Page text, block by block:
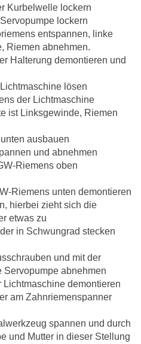
Kurbelwelle lockern
lockern
entspannen, linke
Riemen abnehmen.
Halterung demontieren und
lösen
der Lichtmaschine
ist Linksgewinde, Riemen
ausbauen
und abnehmen
Riemens oben
Riemens unten demontieren
hierbei zieht sich die
etwas zu
in Schwungrad stecken
und mit der
Servopumpe abnehmen
demontieren
am Zahnriemenspanner
spannen und durch
und Mutter in dieser Stellung